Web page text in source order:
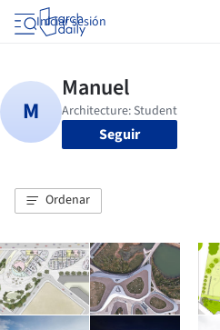
Iniciar sesión
Seguir
Ordenar